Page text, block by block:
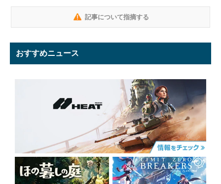
記事について指摘する
おすすめニュース